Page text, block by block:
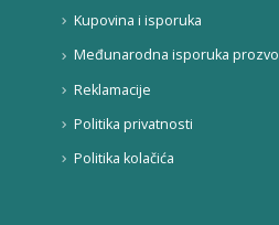
Kupovina i isporuka
Međunarodna isporuka
Reklamacije
Politika privatnosti
Politika kolačića